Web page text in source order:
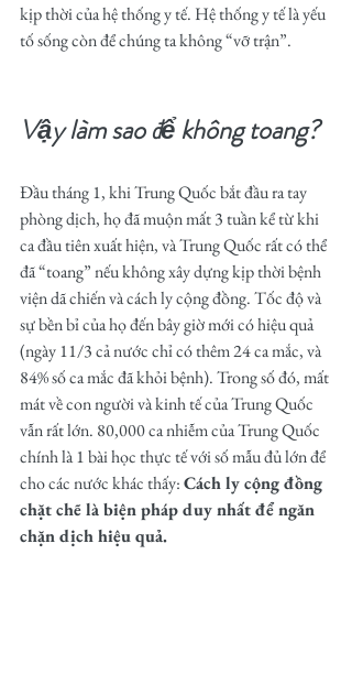
kịp thời của hệ thống y tế. Hệ thống y tế là yếu
tố sống còn để chúng ta không “vỡ trận”.
Vậy làm sao để không toang?
Đầu tháng 1, khi Trung Quốc bắt đầu ra tay
phòng dịch, họ đã muộn mất 3 tuần kể từ khi
ca đầu tiên xuất hiện, và Trung Quốc rất có thể
đã “toang” nếu không xây dựng kịp thời bệnh
viện dã chiến và cách ly cộng đồng. Tốc độ và
sự bền bỉ của họ đến bây giờ mới có hiệu quả
(ngày 11/3 cả nước chỉ có thêm 24 ca mắc, và
84% số ca mắc đã khỏi bệnh). Trong số đó, mất
mát về con người và kinh tế của Trung Quốc
vẫn rất lớn. 80,000 ca nhiễm của Trung Quốc
chính là 1 bài học thực tế với số mẫu đủ lớn để
cho các nước khác thấy: Cách ly cộng đồng
chặt chẽ là biện pháp duy nhất để ngăn
chặn dịch hiệu quả.